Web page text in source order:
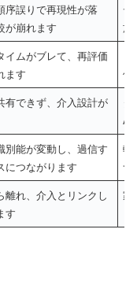
序誤りで再現性が落
が崩れます
デ
施
イムがブレて、再評価
ます
件
有できず、介入設計が
タ
別能が変動し、過信す
につながります
転
つ
離れ、介入とリンクし
す
家